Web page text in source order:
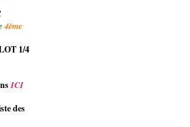
4ème
1/4
ICI
des